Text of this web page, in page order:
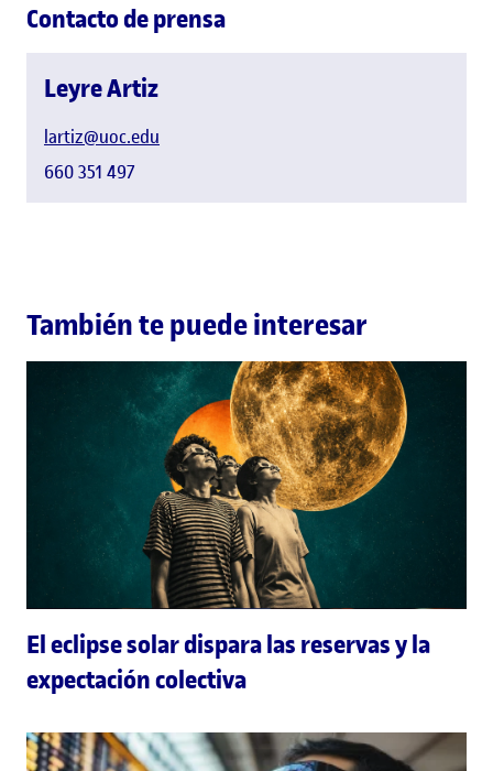
Contacto de prensa
Leyre Artiz
lartiz@uoc.edu
660 351 497
También te puede interesar
El eclipse solar dispara las reservas y la
expectación colectiva